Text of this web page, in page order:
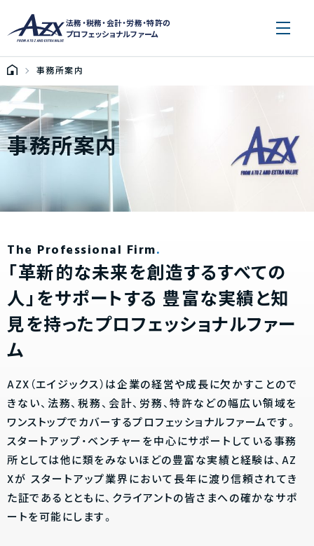
法務・税務・会計・労務・特許の
プロフェッショナルファーム
事務所案内
事務所案内
The Professional Firm
「革新的な未来を創造するすべての
人」をサポートする 豊富な実績と知
見を持ったプロフェッショナルファー
ム
AZX（エイジックス）は企業の経営や成長に欠かすことので
きない、法務、税務、会計、労務、特許などの幅広い領域を
ワンストップでカバーするプロフェッショナルファームです。
スタートアップ・ベンチャーを中心にサポートしている事務
所としては他に類をみないほどの豊富な実績と経験は、AZ
Xが スタートアップ業界において長年に渡り信頼されてき
た証であるとともに、クライアントの皆さまへの確かなサポ
ートを可能にします。